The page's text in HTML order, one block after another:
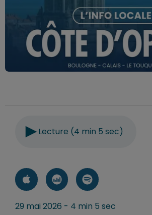
Lecture (4 min 5 sec)
29 mai 2026 - 4 min 5 sec